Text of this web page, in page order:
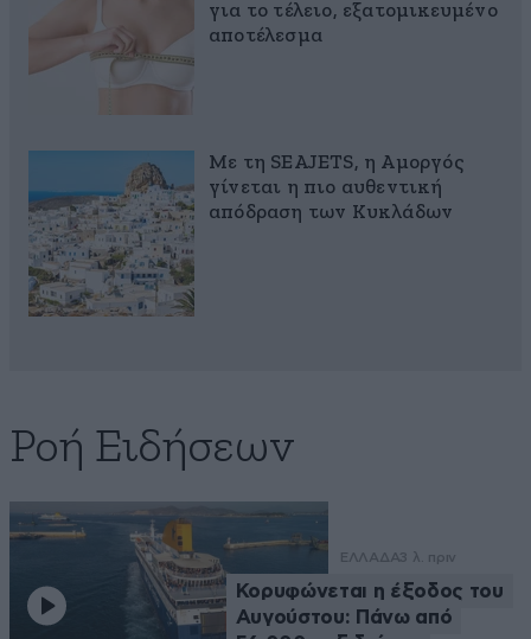
για το τέλειο, εξατομικευμένο
αποτέλεσμα
Με τη SEAJETS, η Αμοργός
γίνεται η πιο αυθεντική
απόδραση των Κυκλάδων
Ροή Ειδήσεων
ΕΛΛΑΔΑ3 λ. πριν
Κορυφώνεται η έξοδος του
Αυγούστου: Πάνω από